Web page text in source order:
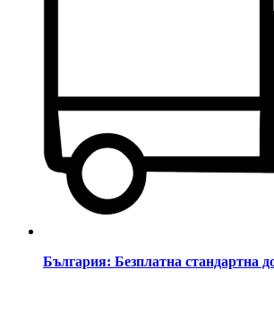
България: Безплатна стандартна